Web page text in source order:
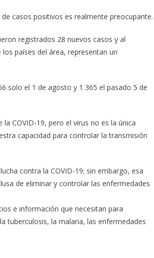
casos positivos es realmente preocupante.
registrados 28 nuevos casos y al
países del área, representan un
solo el 1 de agosto y 1 365 el pasado 5 de
COVID-19, pero el virus no es la única
capacidad para controlar la transmisión
contra la COVID-19; sin embargo, esa
de eliminar y controlar las enfermedades
e información que necesitan para
tuberculosis, la malaria, las enfermedades